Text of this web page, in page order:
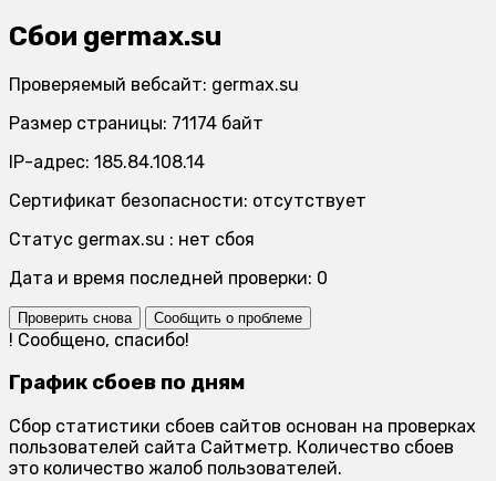
Сбои germax.su
Проверяемый вебсайт: germax.su
Размер страницы: 71174 байт
IP-адрес: 185.84.108.14
Сертификат безопасности: отсутствует
Статус germax.su : нет сбоя
Дата и время последней проверки: 0
Проверить снова Сообщить о проблеме
! Сообщено, спасибо!
График сбоев по дням
Сбор статистики сбоев сайтов основан на проверках
пользователей сайта Сайтметр. Количество сбоев
это количество жалоб пользователей.